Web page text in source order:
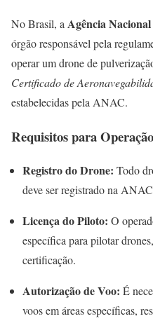
No Brasil, a Agência
órgão responsável pela
operar um drone de
Certificado de
estabelecidas pela ANAC.
Requisitos para Operação
Registro do Drone: Todo
deve ser registrado na
Licença do Piloto: O
específica para pilotar
certificação.
Autorização de Voo: É
voos em áreas específicas,